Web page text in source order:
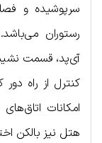
سرپوشیده و
رستوران
آی‌پد، قسمت
کنترل از راه
امکانات
هتل نیز بالکن